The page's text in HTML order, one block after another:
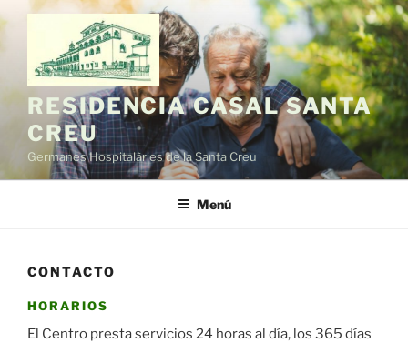
Saltar
contenido
RESIDENCIA CASAL SANTA
CREU
Germanes Hospitalàries de la Santa Creu
Menú
CONTACTO
HORARIOS
El Centro presta servicios 24 horas al día, los 365 días